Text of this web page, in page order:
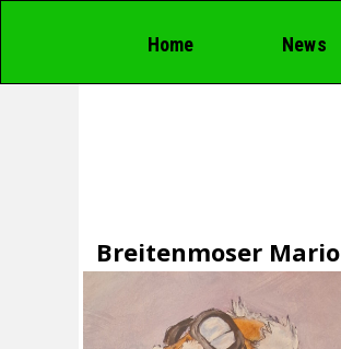
Home News
Breitenmoser Mario